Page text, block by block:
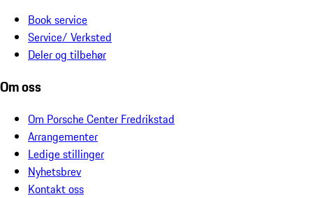
Book service
Service/ Verksted
Deler og tilbehør
Om oss
Om Porsche Center Fredrikstad
Arrangementer
Ledige stillinger
Nyhetsbrev
Kontakt oss